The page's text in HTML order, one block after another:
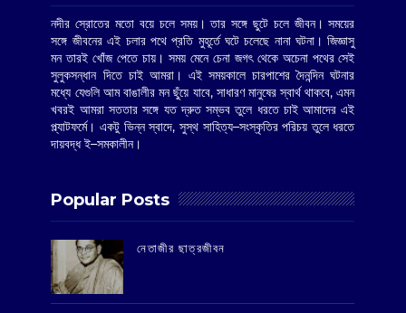
নদীর স্রোতের মতো বয়ে চলে সময়। তার সঙ্গে ছুটে চলে জীবন। সময়ের
সঙ্গে জীবনের এই চলার পথে প্রতি মুহূর্তে ঘটে চলেছে নানা ঘটনা। জিজ্ঞাসু
মন তারই খোঁজ পেতে চায়। সময় মেনে চেনা জগৎ থেকে অচেনা পথের সেই
সুলুকসন্ধান দিতে চাই আমরা। এই সময়কালে চারপাশের দৈনন্দিন ঘটনার
মধ্যে যেগুলি আম বাঙালীর মন ছুঁয়ে যাবে, সাধারণ মানুষের স্বার্থ থাকবে, এমন
খবরই আমরা সততার সঙ্গে যত দ্রুত সম্ভব তুলে ধরতে চাই আমাদের এই
প্ল্যাটফর্মে। একটু ভিন্ন স্বাদে, সুস্থ সাহিত্য–সংস্কৃতির পরিচয় তুলে ধরতে
দায়বদ্ধ ই–সমকালীন।
Popular Posts
‌নেতাজীর ছাত্রজীবন